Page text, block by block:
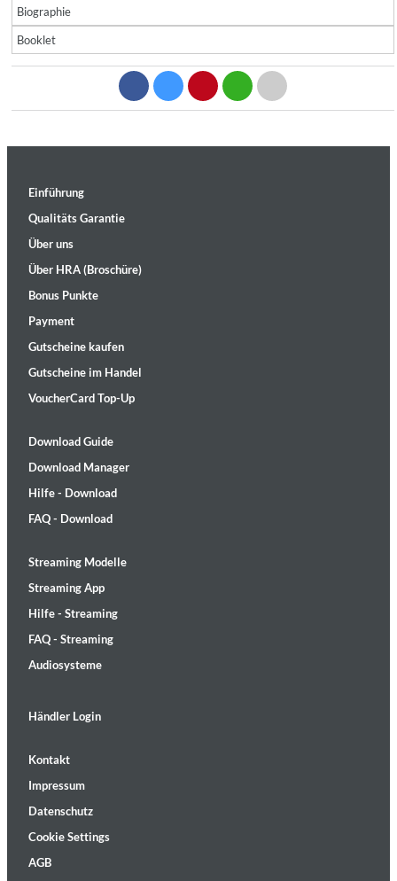
Biographie
Booklet
Einführung
Qualitäts Garantie
Über uns
Über HRA (Broschüre)
Bonus Punkte
Payment
Gutscheine kaufen
Gutscheine im Handel
VoucherCard Top-Up
Download Guide
Download Manager
Hilfe - Download
FAQ - Download
Streaming Modelle
Streaming App
Hilfe - Streaming
FAQ - Streaming
Audiosysteme
Händler Login
Kontakt
Impressum
Datenschutz
Cookie Settings
AGB